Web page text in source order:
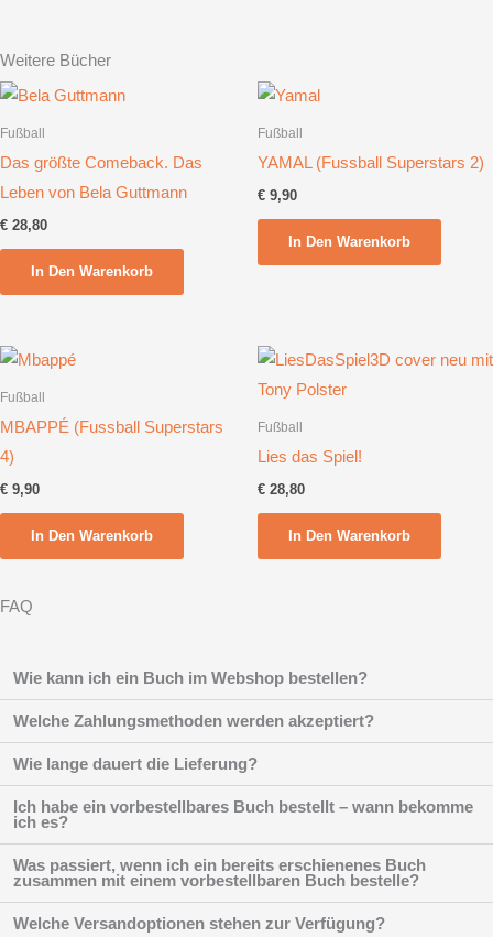
Weitere Bücher
Fußball
Das größte Comeback. Das
Leben von Bela Guttmann
€ 28,80
In Den Warenkorb
Fußball
YAMAL (Fussball Superstars 2)
€ 9,90
In Den Warenkorb
Fußball
MBAPPÉ (Fussball Superstars
4)
€ 9,90
In Den Warenkorb
Fußball
Lies das Spiel!
€ 28,80
In Den Warenkorb
FAQ
Wie kann ich ein Buch im Webshop bestellen?
Welche Zahlungsmethoden werden akzeptiert?
Wie lange dauert die Lieferung?
Ich habe ein vorbestellbares Buch bestellt – wann bekomme
ich es?
Was passiert, wenn ich ein bereits erschienenes Buch
zusammen mit einem vorbestellbaren Buch bestelle?
Welche Versandoptionen stehen zur Verfügung?